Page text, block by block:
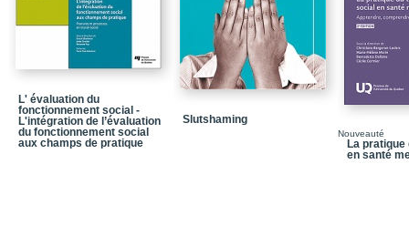
Petit bottin de
Documents consultés
L' évaluation du
fonctionnement social -
L'intégration de l’évaluation
du fonctionnement social
aux champs de pratique
Slutshaming
Nouveauté
La
en santé